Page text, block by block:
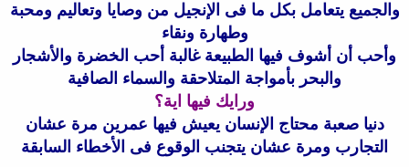
والجميع يتعامل بكل ما فى الإنجيل من وصايا وتعاليم ومحبة
وطهارة ونقاء
وأحب أن أشوف فيها الطبيعة غالبة أحب الخضرة والأشجار
والبحر بأمواجة المتلاحقة والسماء الصافية
ورايك فيها اية؟
دنيا صعبة محتاج الإنسان يعيش فيها عمرين مرة عشان
التجارب ومرة عشان يتجنب الوقوع فى الأخطاء السابقة